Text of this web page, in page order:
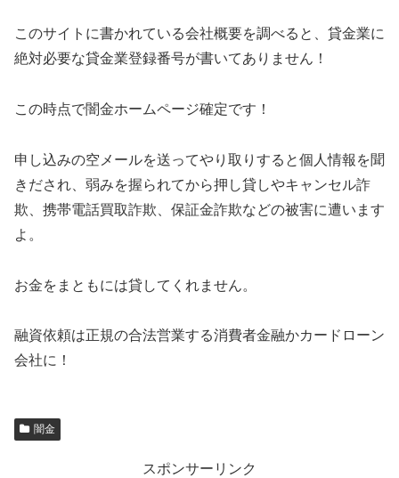
このサイトに書かれている会社概要を調べると、貸金業に
絶対必要な貸金業登録番号が書いてありません！
この時点で闇金ホームページ確定です！
申し込みの空メールを送ってやり取りすると個人情報を聞
きだされ、弱みを握られてから押し貸しやキャンセル詐
欺、携帯電話買取詐欺、保証金詐欺などの被害に遭います
よ。
お金をまともには貸してくれません。
融資依頼は正規の合法営業する消費者金融かカードローン
会社に！
闇金
スポンサーリンク